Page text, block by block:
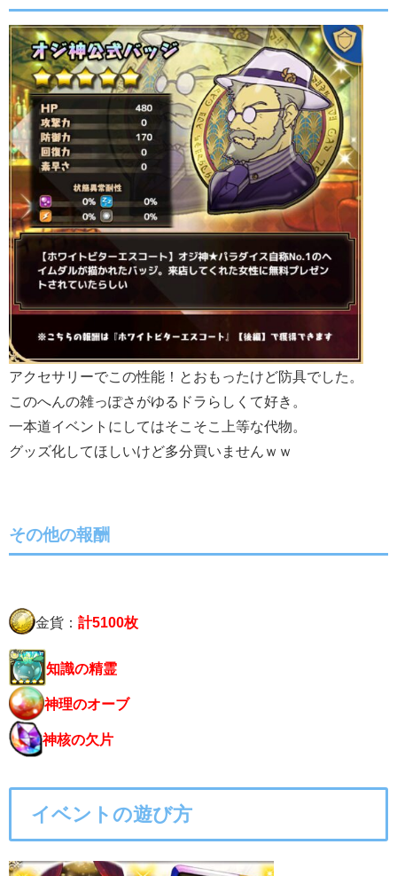
アクセサリーでこの性能！とおもったけど防具でした。
このへんの雑っぽさがゆるドラらしくて好き。
一本道イベントにしてはそこそこ上等な代物。
グッズ化してほしいけど多分買いませんｗｗ
その他の報酬
金貨： 計5100枚
知識の精霊
神理のオーブ
神核の欠片
イベントの遊び方